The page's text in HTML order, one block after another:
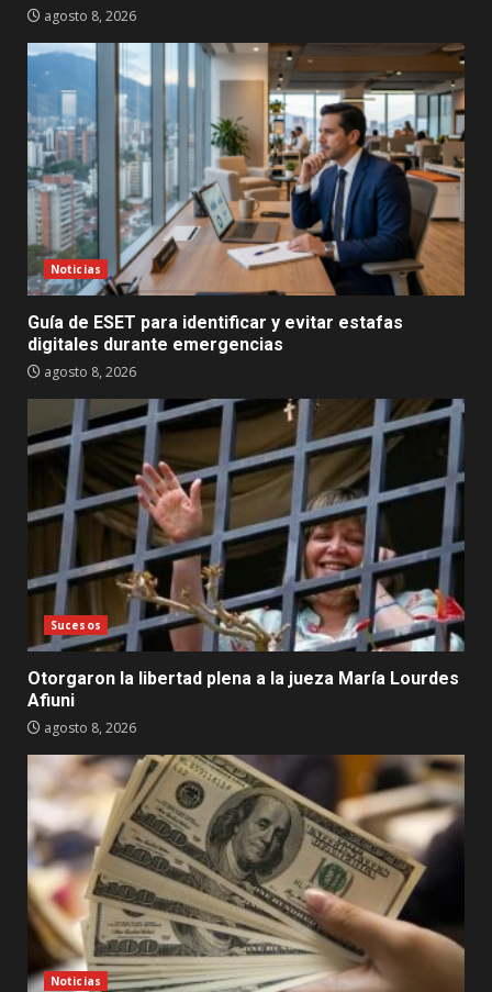
agosto 8, 2026
Noticias
Guía de ESET para identificar y evitar estafas
digitales durante emergencias
agosto 8, 2026
Sucesos
Otorgaron la libertad plena a la jueza María Lourdes
Afiuni
agosto 8, 2026
Noticias